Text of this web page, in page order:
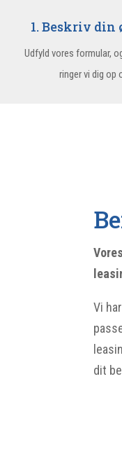
1. Beskriv
Udfyld vores formular,
ringer vi dig op
Vi
dit